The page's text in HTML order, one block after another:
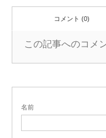
コメント (0)
この記事へのコメ
名前